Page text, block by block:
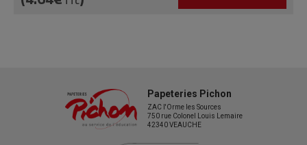
Papeteries Pichon
ZAC l'Orme les Sources
750 rue Colonel Louis Lemaire
42340 VEAUCHE